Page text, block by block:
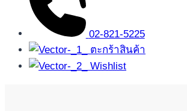
02-821-5225
ตะกร้าสินค้า
Wishlist